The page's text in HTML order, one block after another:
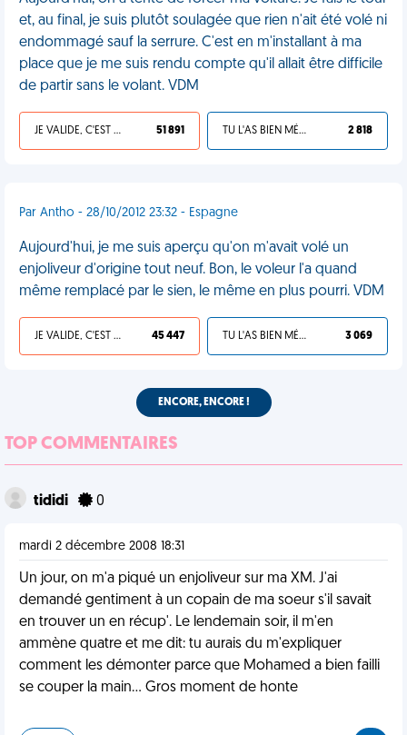
et, au final, je suis plutôt soulagée que rien n'ait été volé ni
endommagé sauf la serrure. C'est en m'installant à ma
place que je me suis rendu compte qu'il allait être difficile
de partir sans le volant. VDM
JE VALIDE, C'EST UNE VDM 51 891 TU L'AS BIEN MÉRITÉ 2 818
Par Antho - 28/10/2012 23:32 - Espagne
Aujourd'hui, je me suis aperçu qu'on m'avait volé un
enjoliveur d'origine tout neuf. Bon, le voleur l'a quand
même remplacé par le sien, le même en plus pourri. VDM
JE VALIDE, C'EST UNE VDM 45 447 TU L'AS BIEN MÉRITÉ 3 069
ENCORE, ENCORE !
TOP COMMENTAIRES
tididi 0
mardi 2 décembre 2008 18:31
Un jour, on m'a piqué un enjoliveur sur ma XM. J'ai
demandé gentiment à un copain de ma soeur s'il savait
en trouver un en récup'. Le lendemain soir, il m'en
ammène quatre et me dit: tu aurais du m'expliquer
comment les démonter parce que Mohamed a bien failli
se couper la main... Gros moment de honte